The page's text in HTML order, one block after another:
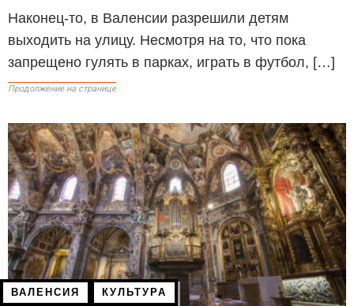
Наконец-то, в Валенсии разрешили детям
выходить на улицу. Несмотря на то, что пока
запрещено гулять в парках, играть в футбол, […]
Продолжение на странице
ВАЛЕНСИЯ КУЛЬТУРА